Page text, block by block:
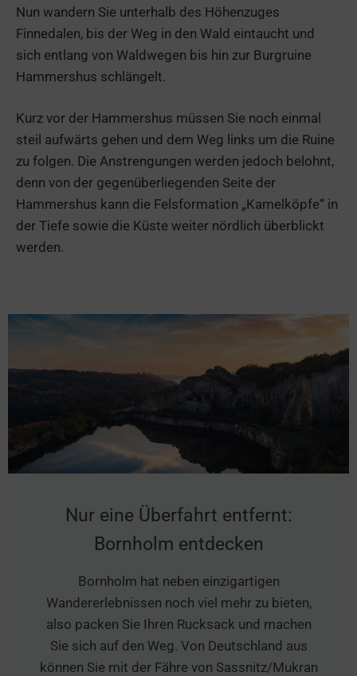
Nun wandern Sie unterhalb des Höhenzuges
Finnedalen, bis der Weg in den Wald eintaucht und
sich entlang von Waldwegen bis hin zur Burgruine
Hammershus schlängelt.
Kurz vor der Hammershus müssen Sie noch einmal
steil aufwärts gehen und dem Weg links um die Ruine
zu folgen. Die Anstrengungen werden jedoch belohnt,
denn von der gegenüberliegenden Seite der
Hammershus kann die Felsformation „Kamelköpfe“ in
der Tiefe sowie die Küste weiter nördlich überblickt
werden.
Nur eine Überfahrt entfernt:
Bornholm entdecken
Bornholm hat neben einzigartigen
Wandererlebnissen noch viel mehr zu bieten,
also packen Sie Ihren Rucksack und machen
Sie sich auf den Weg. Von Deutschland aus
können Sie mit der Fähre von Sassnitz/Mukran